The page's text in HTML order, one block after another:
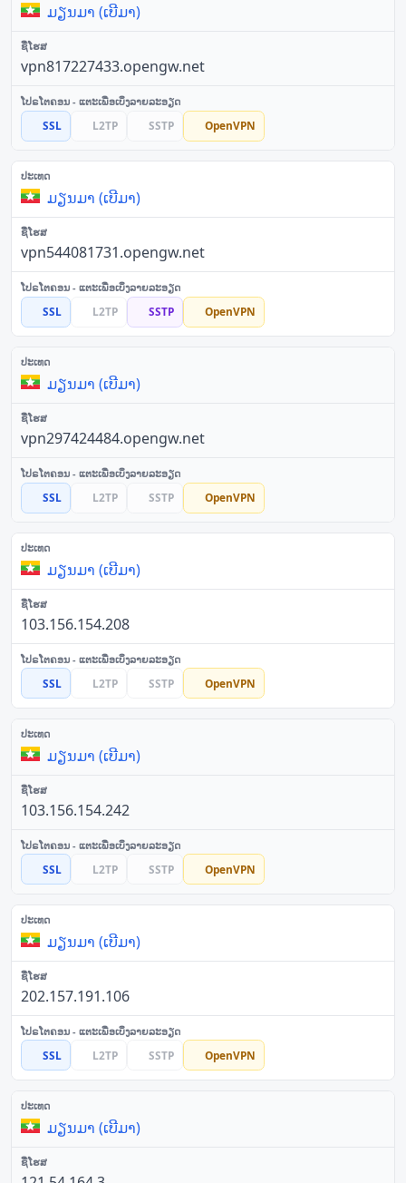
ມຽນມາ (ເບີມາ)
vpn817227433.opengw.net
SSL L2TP SSTP OpenVPN
ມຽນມາ (ເບີມາ)
vpn544081731.opengw.net
SSL L2TP SSTP OpenVPN
ມຽນມາ (ເບີມາ)
vpn297424484.opengw.net
SSL L2TP SSTP OpenVPN
ມຽນມາ (ເບີມາ)
103.156.154.208
SSL L2TP SSTP OpenVPN
ມຽນມາ (ເບີມາ)
103.156.154.242
SSL L2TP SSTP OpenVPN
ມຽນມາ (ເບີມາ)
202.157.191.106
SSL L2TP SSTP OpenVPN
ມຽນມາ (ເບີມາ)